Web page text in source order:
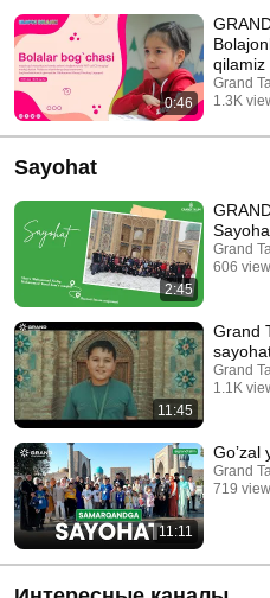
0:46
qilamiz
Grand
1.3K
Sayohat
2:45
Grand
606
11:45
Grand
Grand
1.1K
11:11
Goʼzal
Grand
719